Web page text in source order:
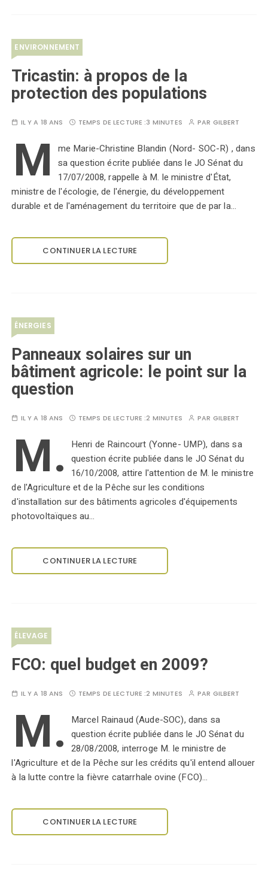
ENVIRONNEMENT
Tricastin: à propos de la
protection des populations
IL Y A 18 ANS TEMPS DE LECTURE :3 MINUTES PAR GILBERT
M
me Marie-Christine Blandin (Nord- SOC-R) , dans
sa question écrite publiée dans le JO Sénat du
17/07/2008, rappelle à M. le ministre d'État,
ministre de l'écologie, de l'énergie, du développement
durable et de l'aménagement du territoire que de par la…
CONTINUER LA LECTURE
ÉNERGIES
Panneaux solaires sur un
bâtiment agricole: le point sur la
question
IL Y A 18 ANS TEMPS DE LECTURE :2 MINUTES PAR GILBERT
M.
Henri de Raincourt (Yonne- UMP), dans sa
question écrite publiée dans le JO Sénat du
16/10/2008, attire l'attention de M. le ministre
de l'Agriculture et de la Pêche sur les conditions
d'installation sur des bâtiments agricoles d'équipements
photovoltaïques au…
CONTINUER LA LECTURE
ÉLEVAGE
FCO: quel budget en 2009?
IL Y A 18 ANS TEMPS DE LECTURE :2 MINUTES PAR GILBERT
M.
Marcel Rainaud (Aude-SOC), dans sa
question écrite publiée dans le JO Sénat du
28/08/2008, interroge M. le ministre de
l'Agriculture et de la Pêche sur les crédits qu'il entend allouer
à la lutte contre la fièvre catarrhale ovine (FCO)…
CONTINUER LA LECTURE